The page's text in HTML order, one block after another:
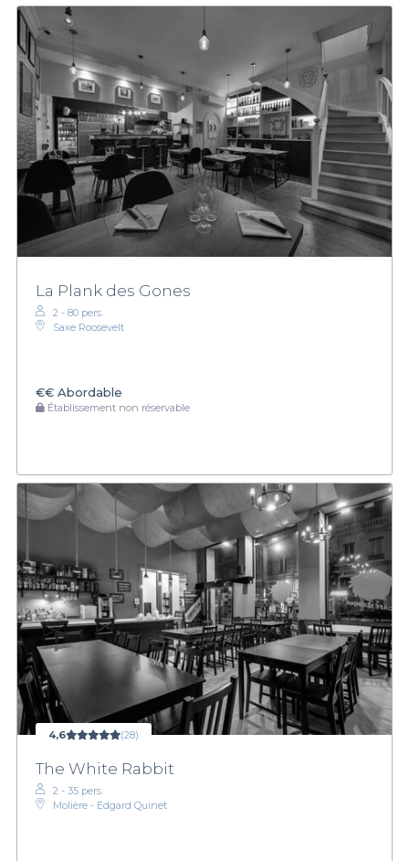
La Plank des Gones
2 - 80 pers.
Saxe Roosevelt
€€ Abordable
Établissement non réservable
4,6 (28)
The White Rabbit
2 - 35 pers.
Molière - Edgard Quinet